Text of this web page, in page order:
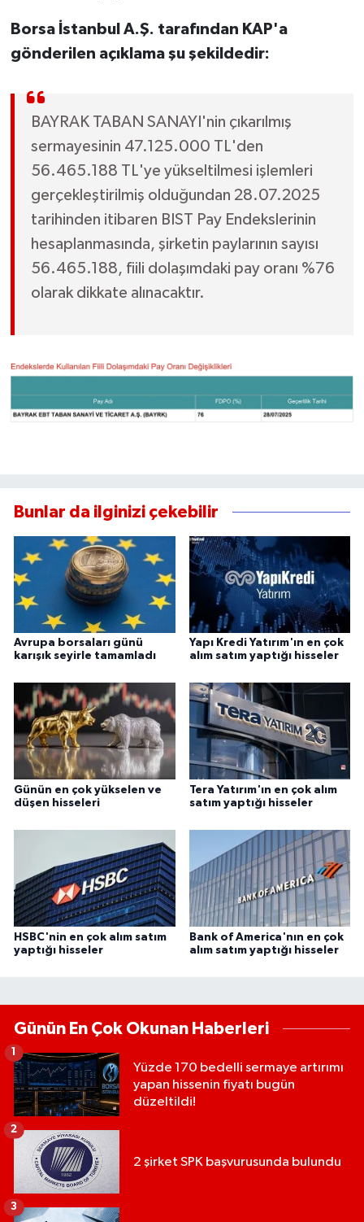
Borsa İstanbul A.Ş. tarafından KAP'a
gönderilen açıklama şu şekildedir:
BAYRAK TABAN SANAYI'nin çıkarılmış
sermayesinin 47.125.000 TL'den
56.465.188 TL'ye yükseltilmesi işlemleri
gerçekleştirilmiş olduğundan 28.07.2025
tarihinden itibaren BIST Pay Endekslerinin
hesaplanmasında, şirketin paylarının sayısı
56.465.188, fiili dolaşımdaki pay oranı %76
olarak dikkate alınacaktır.
Bunlar da ilginizi çekebilir
Avrupa borsaları günü
karışık seyirle tamamladı
Yapı Kredi Yatırım'ın en çok
alım satım yaptığı hisseler
Günün en çok yükselen ve
düşen hisseleri
Tera Yatırım'ın en çok alım
satım yaptığı hisseler
HSBC'nin en çok alım satım
yaptığı hisseler
Bank of America'nın en çok
alım satım yaptığı hisseler
Günün En Çok Okunan Haberleri
Yüzde 170 bedelli sermaye artırımı
yapan hissenin fiyatı bugün
düzeltildi!
2 şirket SPK başvurusunda bulundu
2
3